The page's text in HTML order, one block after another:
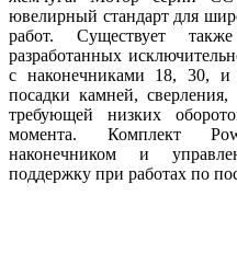
ювелирный стандарт для
работ. Существует
разработанных
с наконечниками 18, 30,
посадки камней,
требующей низких
момента. Комплект
наконечником и
поддержку при работах по